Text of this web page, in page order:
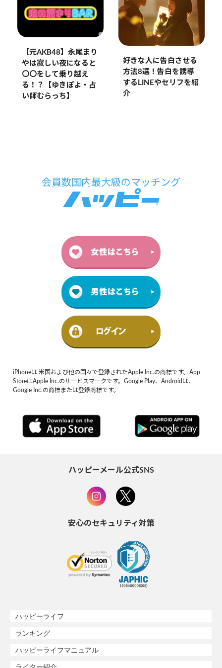
【元AKB48】永尾まり
やは寂しい夜になると
〇〇をして乗り越え
る！？【ゆきぽよ・占
い師むらっち】
好きな人に告白させる
方法8選！告白を誘導
するLINEやセリフを紹
介
iPhoneは 米国および他の国々で登録されたApple Inc.の商標です。App
StoreはApple Inc.のサービスマークです。Google Play、Androidは、
Google Inc.の商標または登録商標です。
ハッピーメール公式SNS
安心のセキュリティ対策
ハッピーライフ
ランキング
ハッピーライフマニュアル